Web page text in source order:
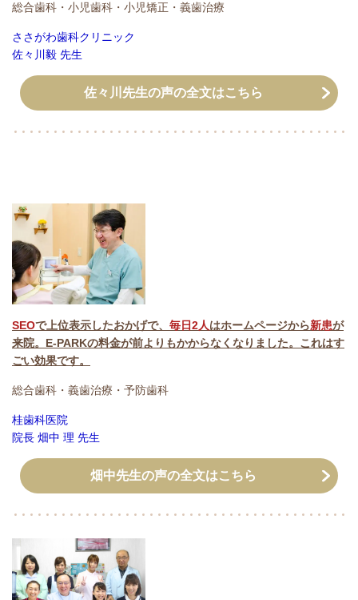
総合歯科・小児歯科・小児矯正・義歯治療
ささがわ歯科クリニック
佐々川毅 先生
佐々川先生の声の全文はこちら
SEOで上位表示したおかげで、 毎日2人はホームページから新患が
来院。 E-PARKの料金が前よりもかからなくなりました。これはす
ごい効果です。
総合歯科・義歯治療・予防歯科
桂歯科医院
院長 畑中 理 先生
畑中先生の声の全文はこちら